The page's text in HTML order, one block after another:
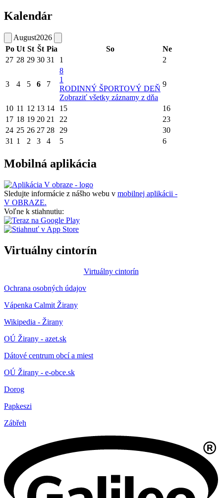
Kalendár
August2026
Po Ut St Št Pia So
Ne
27 28 29 30 31 1 2
3 4 5 6 7
8
1
RODINNÝ ŠPORTOVÝ DEŇ
Zobraziť všetky záznamy z dňa
9
10 11 12 13 14 15
16
17 18 19 20 21 22
23
24 25 26 27 28 29
30
31 1 2 3 4 5 6
Mobilná aplikácia
Sledujte informácie z nášho webu v mobilnej aplikácii -
V OBRAZE.
Voľne k stiahnutiu:
Virtuálny cintorín
Virtuálny cintorín
Ochrana osobných údajov
Vápenka Calmit Žirany
Wikipedia - Žirany
OÚ Žirany - azet.sk
Dátové centrum obcí a miest
OÚ Žirany - e-obce.sk
Dorog
Papkeszi
Zábřeh